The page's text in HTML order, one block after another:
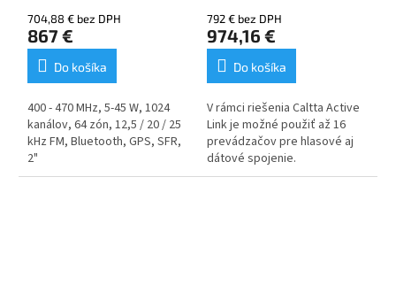
704,88 € bez DPH
867 €
Do košíka
400 - 470 MHz, 5-45 W, 1024
kanálov, 64 zón, 12,5 / 20 / 25
kHz FM, Bluetooth, GPS, SFR,
2"
displej, klávesnica, Mandown,
792 € bez DPH
974,16 €
Do košíka
V rámci riešenia Caltta Active
Link je možné použiť až 16
prevádzačov pre hlasové aj
dátové spojenie.